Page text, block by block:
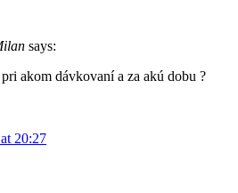
says:
akom dávkovaní a za akú dobu ?
20:27